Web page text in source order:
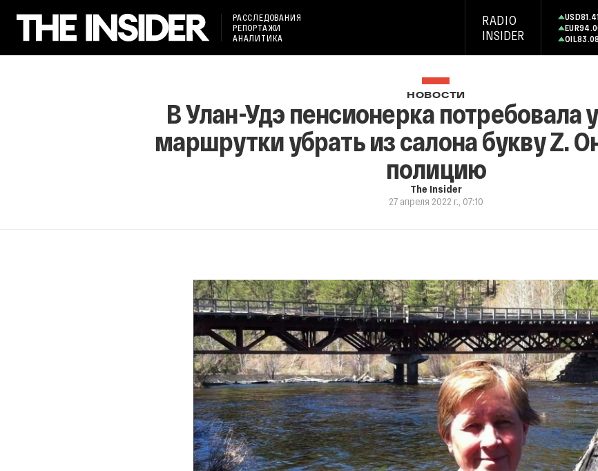
РАССЛЕДОВАНИЯ
РЕПОРТАЖИ
АНАЛИТИКА
RADIO
INSIDER
USD
EUR
OIL
НОВОСТИ
В Улан-Удэ пенсионерка потребовала
маршрутки убрать из салона букву Z.
полицию
The Insider
27 апреля 2022 г., 07:10